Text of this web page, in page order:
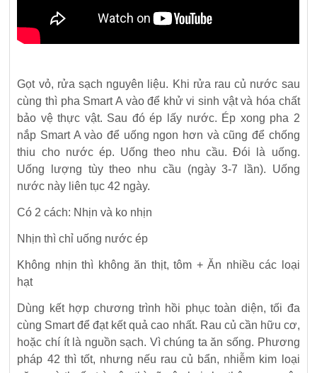
Gọt vỏ, rửa sạch nguyên liệu. Khi rửa rau củ nước sau
cùng thì pha Smart A vào để khử vi sinh vật và hóa chất
bảo vệ thực vật. Sau đó ép lấy nước. Ép xong pha 2
nắp Smart A vào để uống ngon hơn và cũng để chống
thiu cho nước ép. Uống theo nhu cầu. Đói là uống.
Uống lượng tùy theo nhu cầu (ngày 3-7 lần). Uống
nước này liên tục 42 ngày.
Có 2 cách: Nhịn và ko nhịn
Nhịn thì chỉ uống nước ép
Không nhịn thì không ăn thịt, tôm + Ăn nhiều các loại
hạt
Dùng kết hợp chương trình hồi phục toàn diện, tối đa
cùng Smart để đạt kết quả cao nhất. Rau củ cần hữu cơ,
hoặc chí ít là nguồn sạch. Vì chúng ta ăn sống. Phương
pháp 42 thì tốt, nhưng nếu rau củ bẩn, nhiễm kim loại